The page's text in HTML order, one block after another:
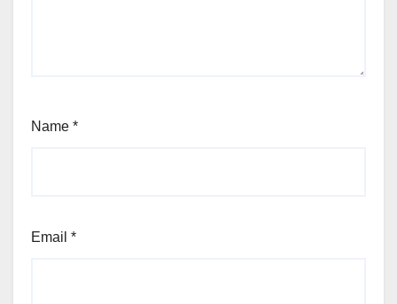
Name *
Email *